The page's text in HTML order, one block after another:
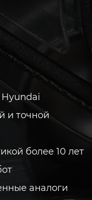
и точной
более 10 лет
аналоги